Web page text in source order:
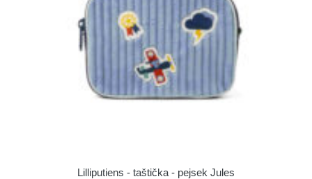
Lilliputiens - taštička - pejsek Jules